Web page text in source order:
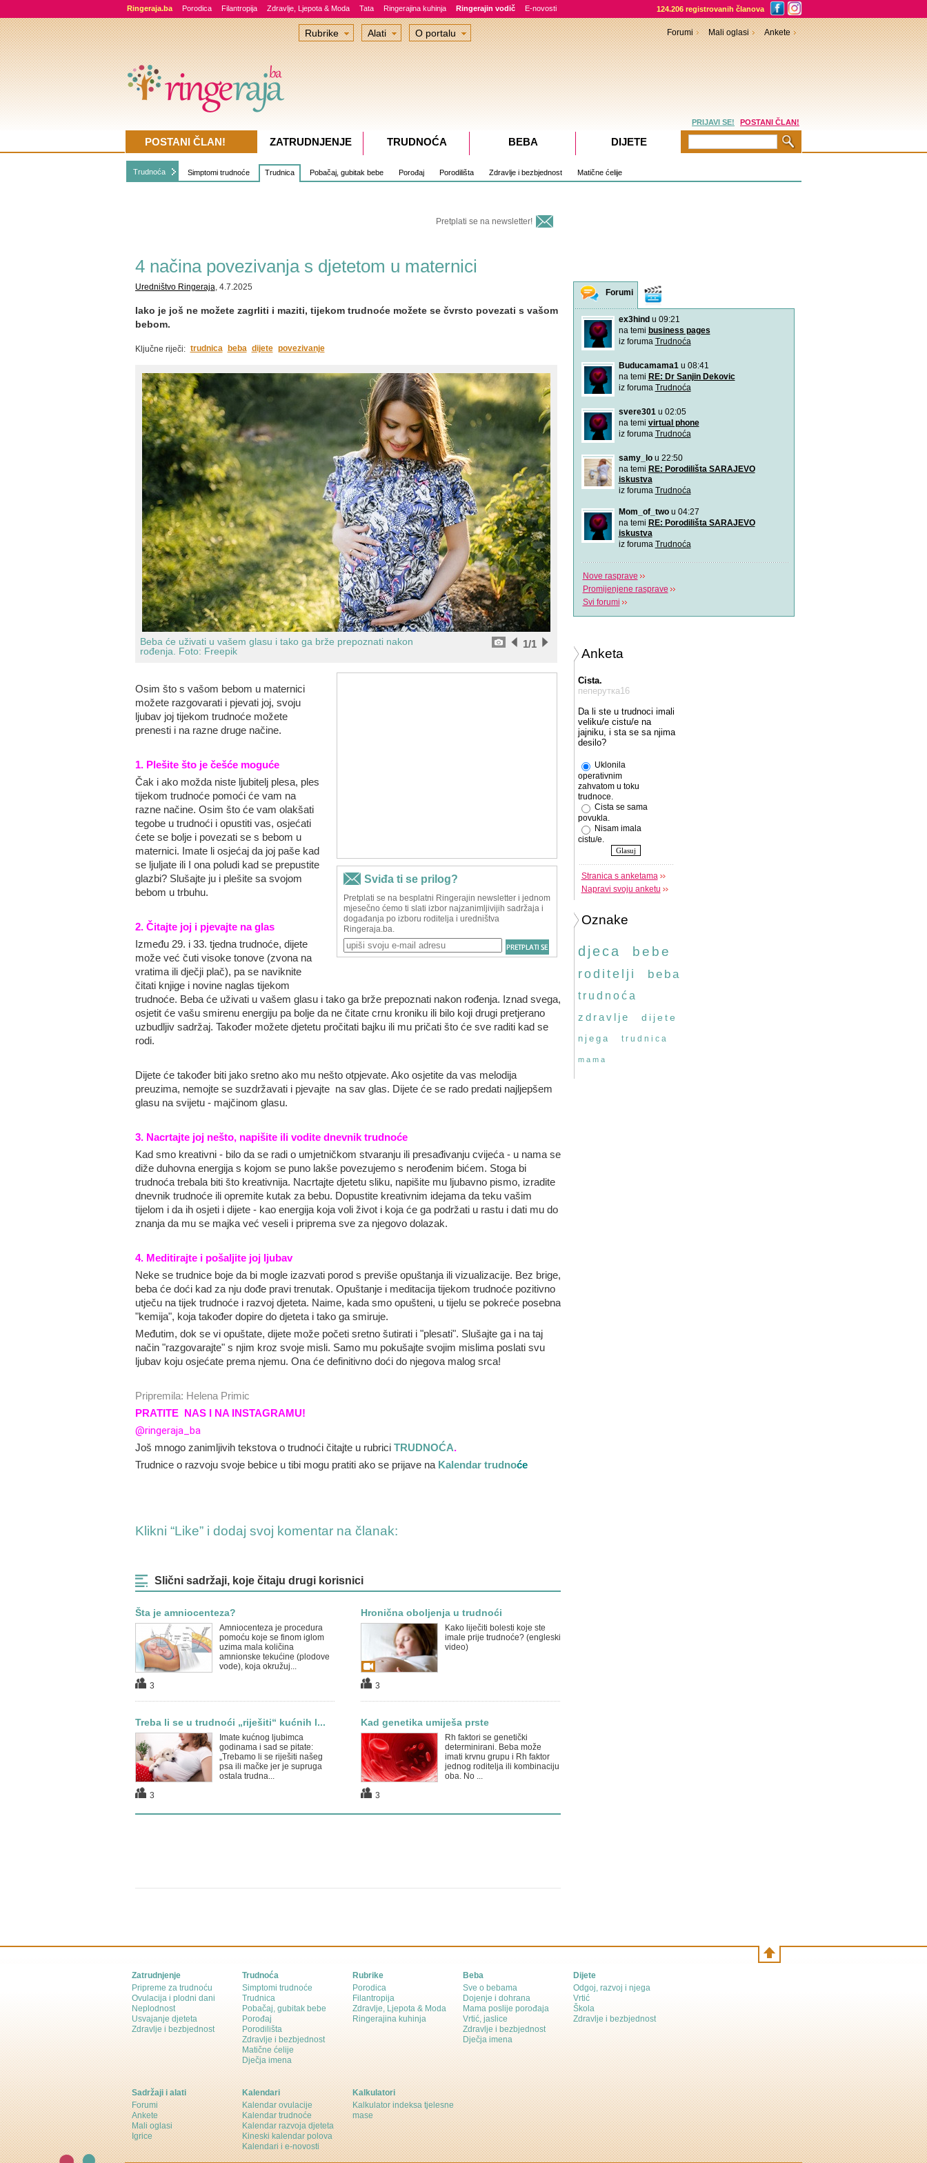
Ringeraja.ba Porodica Filantropija Zdravlje, Ljepota & Moda Tata Ringerajina kuhinja Ringerajin vodič E-novosti 124.206 registrovanih članova
Trudnoća Simptomi trudnoće Trudnica Pobačaj, gubitak bebe Porođaj Porodilišta Zdravlje i bezbjednost Matične ćelije
Pretplati se na newsletter!
4 načina povezivanja s djetetom u maternici
Uredništvo Ringeraja, 4.7.2025
Iako je još ne možete zagrliti i maziti, tijekom trudnoće možete se čvrsto povezati s vašom
bebom.
Ključne riječi: trudnica beba dijete povezivanje
Beba će uživati u vašem glasu i tako ga brže prepoznati nakon
rođenja. Foto: Freepik
/1
1
Osim što s vašom bebom u maternici
možete razgovarati i pjevati joj, svoju
ljubav joj tijekom trudnoće možete
prenesti i na razne druge načine.
1. Plešite što je češće moguće
Čak i ako možda niste ljubitelj plesa, ples
tijekom trudnoće pomoći će vam na
razne načine. Osim što će vam olakšati
tegobe u trudnoći i opustiti vas, osjećati
ćete se bolje i povezati se s bebom u
maternici. Imate li osjećaj da joj paše kad
se ljuljate ili I ona poludi kad se prepustite
glazbi? Slušajte ju i plešite sa svojom
bebom u trbuhu.
2. Čitajte joj i pjevajte na glas
Između 29. i 33. tjedna trudnoće, dijete
može već čuti visoke tonove (zvona na
vratima ili dječji plač), pa se naviknite
čitati knjige i novine naglas tijekom
trudnoće. Beba će uživati u vašem glasu i tako ga brže prepoznati nakon rođenja. Iznad svega,
osjetit će vašu smirenu energiju pa bolje da ne čitate crnu kroniku ili bilo koji drugi pretjerano
uzbudljiv sadržaj. Također možete djetetu pročitati bajku ili mu pričati što će sve raditi kad se
rodi.
Dijete će također biti jako sretno ako mu nešto otpjevate. Ako osjetite da vas melodija
preuzima, nemojte se suzdržavati i pjevajte na sav glas. Dijete će se rado predati najljepšem
glasu na svijetu - majčinom glasu.
3. Nacrtajte joj nešto, napišite ili vodite dnevnik trudnoće
Kad smo kreativni - bilo da se radi o umjetničkom stvaranju ili presađivanju cvijeća - u nama se
diže duhovna energija s kojom se puno lakše povezujemo s nerođenim bićem. Stoga bi
trudnoća trebala biti što kreativnija. Nacrtajte djetetu sliku, napišite mu ljubavno pismo, izradite
dnevnik trudnoće ili opremite kutak za bebu. Dopustite kreativnim idejama da teku vašim
tijelom i da ih osjeti i dijete - kao energija koja voli život i koja će ga podržati u rastu i dati mu do
znanja da mu se majka već veseli i priprema sve za njegovo dolazak.
4. Meditirajte i pošaljite joj ljubav
Neke se trudnice boje da bi mogle izazvati porod s previše opuštanja ili vizualizacije. Bez brige,
beba će doći kad za nju dođe pravi trenutak. Opuštanje i meditacija tijekom trudnoće pozitivno
utječu na tijek trudnoće i razvoj djeteta. Naime, kada smo opušteni, u tijelu se pokreće posebna
"kemija", koja također dopire do djeteta i tako ga smiruje.
Međutim, dok se vi opuštate, dijete može početi sretno šutirati i "plesati". Slušajte ga i na taj
način "razgovarajte" s njim kroz svoje misli. Samo mu pokušajte svojim mislima poslati svu
ljubav koju osjećate prema njemu. Ona će definitivno doći do njegova malog srca!
Pripremila: Helena Primic
PRATITE NAS I NA INSTAGRAMU!
@ringeraja_ba
Još mnogo zanimljivih tekstova o trudnoći čitajte u rubrici TRUDNOĆA.
Trudnice o razvoju svoje bebice u tibi mogu pratiti ako se prijave na Kalendar trudnoće
Klikni “Like” i dodaj svoj komentar na članak:
Slični sadržaji, koje čitaju drugi korisnici
Šta je amniocenteza?
Amniocenteza je procedura
pomoću koje se finom iglom
uzima mala količina
amnionske tekućine (plodove
vode), koja okružuj...
3
Hronična oboljenja u trudnoći
Kako liječiti bolesti koje ste
imale prije trudnoće? (engleski
video)
3
Treba li se u trudnoći „riješiti“ kućnih l...
Imate kućnog ljubimca
godinama i sad se pitate:
„Trebamo li se riješiti našeg
psa ili mačke jer je supruga
ostala trudna...
3
Kad genetika umiješa prste
Rh faktori se genetički
determinirani. Beba može
imati krvnu grupu i Rh faktor
jednog roditelja ili kombinaciju
oba. No ...
3
Forumi
ex3hind u 09:21
na temi business pages
iz foruma Trudnoća
Buducamama1u 08:41
na temi RE: Dr Sanjin Dekovic
iz foruma Trudnoća
svere301u 02:05
na temi virtual phone
iz foruma Trudnoća
samy_lou 22:50
na temi RE: Porodilišta SARAJEVO
iskustva
iz foruma Trudnoća
Mom_of_twou 04:27
na temi RE: Porodilišta SARAJEVO
iskustva
iz foruma Trudnoća
Nove rasprave
Promijenjene rasprave
Svi forumi
Anketa
Cista.
пеперутка16
Da li ste u trudnoci imali
veliku/e cistu/e na
jajniku, i sta se sa njima
desilo?
Uklonila
operativnim
zahvatom u toku
trudnoce.
Cista se sama
povukla.
Nisam imala
cistu/e.
Stranica s anketama
Napravi svoju anketu
Oznake
djeca bebe
roditelji beba
trudnoća
zdravlje
dijete
njega trudnica
mama
Rubrike Alati O portalu Forumi Mali oglasi Ankete
PRIJAVI SE! POSTANI ČLAN!
POSTANI ČLAN! ZATRUDNJENJE TRUDNOĆA BEBA DIJETE
Zatrudnjenje
Pripreme za trudnoću
Ovulacija i plodni dani
Neplodnost
Usvajanje djeteta
Zdravlje i bezbjednost
Trudnoća
Simptomi trudnoće
Trudnica
Pobačaj, gubitak bebe
Porođaj
Porodilišta
Zdravlje i bezbjednost
Matične ćelije
Dječja imena
Rubrike
Porodica
Filantropija
Zdravlje, Ljepota & Moda
Ringerajina kuhinja
Beba
Sve o bebama
Dojenje i dohrana
Mama poslije porođaja
Vrtić, jaslice
Zdravlje i bezbjednost
Dječja imena
Dijete
Odgoj, razvoj i njega
Vrtić
Škola
Zdravlje i bezbjednost
Sadržaji i alati
Forumi
Ankete
Mali oglasi
Igrice
Kalendari
Kalendar ovulacije
Kalendar trudnoće
Kalendar razvoja djeteta
Kineski kalendar polova
Kalendari i e-novosti
Kalkulatori
Kalkulator indeksa tjelesne
mase